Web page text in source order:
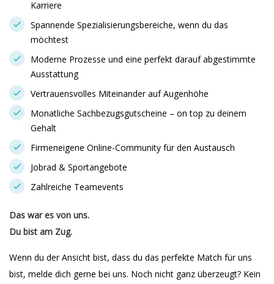
Karriere
Spannende Spezialisierungsbereiche, wenn du das
möchtest
Moderne Prozesse und eine perfekt darauf abgestimmte
Ausstattung
Vertrauensvolles Miteinander auf Augenhöhe
Monatliche Sachbezugsgutscheine – on top zu deinem
Gehalt
Firmeneigene Online-Community für den Austausch
Jobrad & Sportangebote
Zahlreiche Teamevents
Das war es von uns.
Du bist am Zug.
Wenn du der Ansicht bist, dass du das perfekte Match für uns
bist, melde dich gerne bei uns. Noch nicht ganz überzeugt? Kein